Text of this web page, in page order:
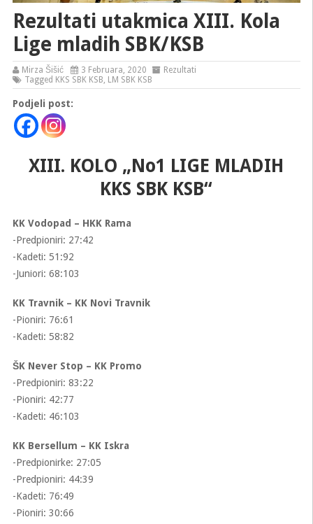
Rezultati utakmica XIII. Kola
Lige mladih SBK/KSB
Mirza Šišić 3 Februara, 2020
Rezultati
Tagged KKS SBK KSB, LM SBK KSB
Podjeli post:
XIII. KOLO „No1 LIGE MLADIH
KKS SBK KSB“
KK Vodopad – HKK Rama
-Predpioniri: 27:42
-Kadeti: 51:92
-Juniori: 68:103
KK Travnik – KK Novi Travnik
-Pioniri: 76:61
-Kadeti: 58:82
ŠK Never Stop – KK Promo
-Predpioniri: 83:22
-Pioniri: 42:77
-Kadeti: 46:103
KK Bersellum – KK Iskra
-Predpionirke: 27:05
-Predpioniri: 44:39
-Kadeti: 76:49
-Pioniri: 30:66